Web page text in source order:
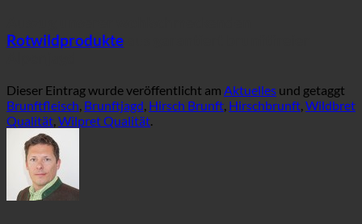
Rotwildprodukte
Dieser Eintrag wurde veröffentlicht am Aktuelles und getaggt
Brunftfleisch Brunftjagd Hirsch Brunft Hirschbrunft Wildbret
Qualität Wilpret Qualität